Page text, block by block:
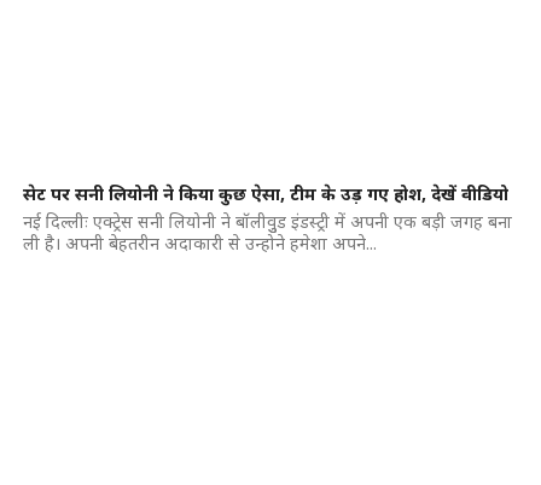
सेट पर सनी लियोनी ने किया कुछ ऐसा, टीम के उड़ गए होश, देखें वीडियो
नई दिल्लीः एक्ट्रेस सनी लियोनी ने बॉलीवुुड इंडस्ट्री में अपनी एक बड़ी जगह बना
ली है। अपनी बेहतरीन अदाकारी से उन्होने हमेशा अपने...